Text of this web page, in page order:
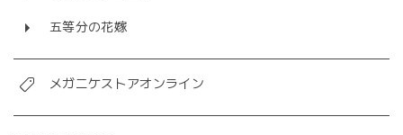
五等分の花嫁
メガニケストアオンライン